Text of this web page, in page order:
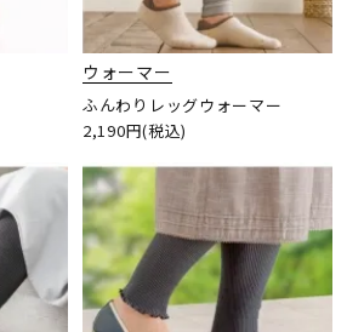
ウォーマー
ふんわりレッグウォーマー
2,190円(税込)